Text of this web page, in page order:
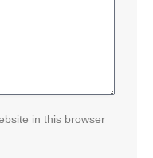
in this browser